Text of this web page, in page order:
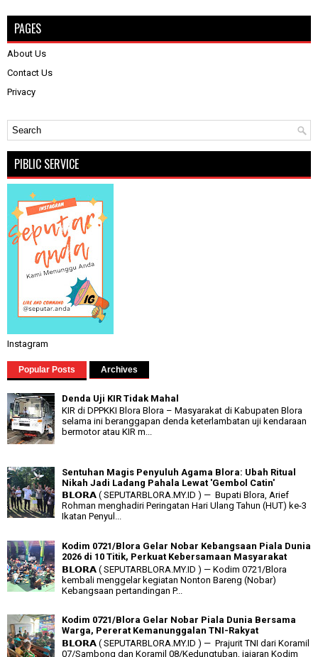
PAGES
About Us
Contact Us
Privacy
PIBLIC SERVICE
Instagram
Popular Posts Archives
Denda Uji KIR Tidak Mahal
KIR di DPPKKI Blora Blora – Masyarakat di Kabupaten Blora
selama ini beranggapan denda keterlambatan uji kendaraan
bermotor atau KIR m...
Sentuhan Magis Penyuluh Agama Blora: Ubah Ritual
Nikah Jadi Ladang Pahala Lewat 'Gembol Catin'
𝗕𝗟𝗢𝗥𝗔 ( SEPUTARBLORA.MY.ID ) — Bupati Blora, Arief
Rohman menghadiri Peringatan Hari Ulang Tahun (HUT) ke-3
Ikatan Penyul...
Kodim 0721/Blora Gelar Nobar Kebangsaan Piala Dunia
2026 di 10 Titik, Perkuat Kebersamaan Masyarakat
𝗕𝗟𝗢𝗥𝗔 ( SEPUTARBLORA.MY.ID ) — Kodim 0721/Blora
kembali menggelar kegiatan Nonton Bareng (Nobar)
Kebangsaan pertandingan P...
Kodim 0721/Blora Gelar Nobar Piala Dunia Bersama
Warga, Pererat Kemanunggalan TNI-Rakyat
𝗕𝗟𝗢𝗥𝗔 ( SEPUTARBLORA.MY.ID ) — Prajurit TNI dari Koramil
07/Sambong dan Koramil 08/Kedungtuban, jajaran Kodim